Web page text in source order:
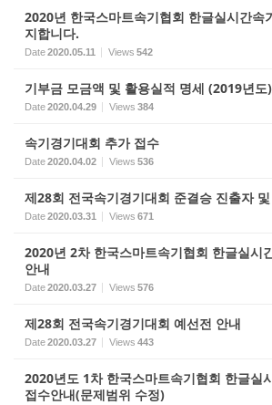
2020년 한국스마트속기협회 한글실시간속
지합니다.
Date2020.05.11 Views 542
기부금 모금액 및 활용실적 명세 (2019년도)
Date2020.04.29 Views 384
속기경기대회 추가 접수
Date2020.04.02 Views 536
제28회 전국속기경기대회 준결승 진출자
Date2020.03.31 Views 671
2020년 2차 한국스마트속기협회 한글실시
안내
Date2020.03.27 Views 576
제28회 전국속기경기대회 예선전 안내
Date2020.03.27 Views 443
2020년도 1차 한국스마트속기협회 한글실
접수안내(문제범위 수정)